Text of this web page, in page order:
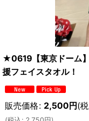
★0619【東京ドーム
援フェイスタオル！
販売価格: 2,500円(